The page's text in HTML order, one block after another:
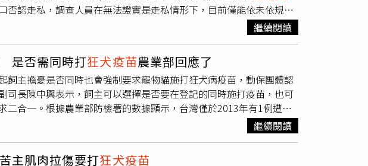
宇航空、台灣虎航、華信航空及立榮航空等6家國籍航空的國際線航
。●大陸推「首來族」辦台胞證 免1500元證件費中國大陸國台辦宣
止，首次申辦台胞證的台灣民眾免收1500元證件費。●1000元「數位
元的「數位客家幣」，共有28萬份，鼓勵民眾走進客庄生活、客家文
日抽籤，8月1日匯入APP後就能使用。●青春動滋券可兌換Youbike
民500元青春動滋券，適用範圍聚焦於「做運動」、「看比賽」核心
使用青春動滋券兌換「YouBike動滋騎乘券」。只要登入「動滋網
完成YouBike會員帳號驗證，就能兌換等值面額的YouBike動滋騎乘
7/1起免全損也能理賠 貼紅單就可申請臨時住宿費金管會宣布，7
行僅限房屋全損才能申請，放寬至震後被政府張貼紅色危險標誌者
住宿費10萬元，以即時提供被保險人臨時住宿所需，臨時住宿費用在
否認走私，調查人員在無法證實是走私情形下，目前僅能依未依規定
和動物保護法規定罰鍰，並在施打晶片疫苗後將會發還，未來還會要
了解，這批貓有10隻幼貓，26隻成貓，共36隻，品種不一，疾病防治
上午11時30分，在龍門尖山商港5號碼頭執行「長安1號」貨輪準備
經掃描貓身上都無晶片記錄，懷疑是自家繁殖甚至走私成分居大，而
植物防疫檢疫署及澎湖機動查緝隊等相關單位到場會同處理。不過貨
友陸續從台灣寄來，現在準備1次帶回去。雖然被懷疑自家繁殖甚或
畜疾病防治所表示，這些貓在經獸醫師植入晶片及施打
狂犬疫苗完
貨主為貓隻結紮；並依法開罰。澎湖縣家畜疾病防治所所長吳靜芷呼
法，並建議最好能以領養代替購買。
繼續閱讀
是否需同時打狂犬疫苗農業部回應了
飼主擔憂是否同時也會強制要求寵物貓施打狂犬病疫苗，動保團體認
司長陳中興表示，飼主可以選擇是否要在登記的同時施打疫苗，也可
二合一。根據農業部防檢署的數據顯示，台灣僅於2013年有1例遭鼬
犬感染狂犬病案例」，目前狂犬病陽性案例仍以野生動物鼬獾為主，
的件數，從2020年至2024年11月底共裁罰565件，但由於外國有研究
繼續閱讀
主肌肉拉傷要打狂犬疫苗